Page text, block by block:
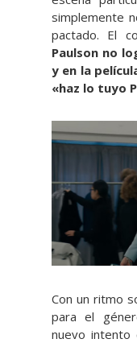
simplemente
pactado. El
Paulson no
y en la
«haz lo tuyo
Con un ritmo
para el
nuevo intento